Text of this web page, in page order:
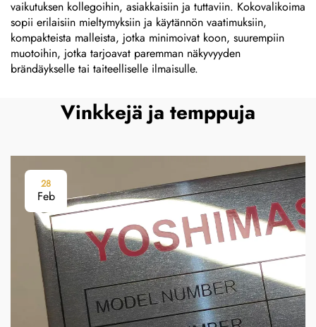
vaikutuksen kollegoihin, asiakkaisiin ja tuttaviin. Kokovalikoima
sopii erilaisiin mieltymyksiin ja käytännön vaatimuksiin,
kompakteista malleista, jotka minimoivat koon, suurempiin
muotoihin, jotka tarjoavat paremman näkyvyyden
brändäykselle tai taiteelliselle ilmaisulle.
Vinkkejä ja temppuja
28
Feb